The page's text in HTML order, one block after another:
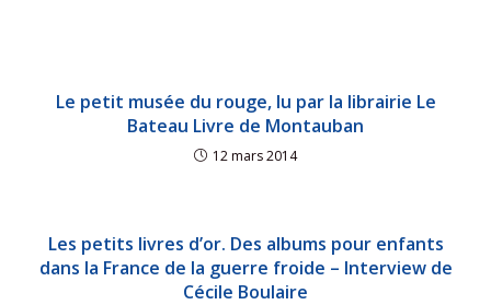
Le petit musée du rouge, lu par la librairie Le
Bateau Livre de Montauban
12 mars 2014
Les petits livres d’or. Des albums pour enfants
dans la France de la guerre froide – Interview de
Cécile Boulaire